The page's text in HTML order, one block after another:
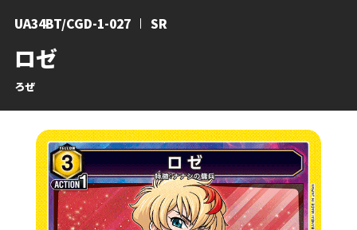
ロゼ
ろぜ
UA34BT/CGD-1-027 SR